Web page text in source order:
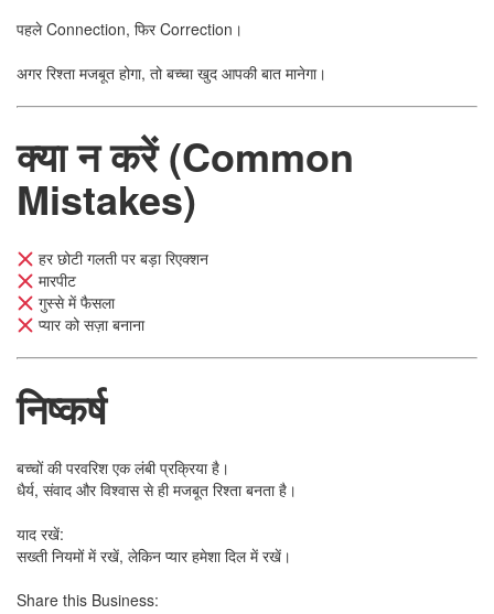
पहले Connection, फिर Correction।
अगर रिश्ता मजबूत होगा, तो बच्चा खुद आपकी बात मानेगा।
क्या न करें (Common
Mistakes)
हर छोटी गलती पर बड़ा रिएक्शन
मारपीट
गुस्से में फैसला
प्यार को सज़ा बनाना
निष्कर्ष
बच्चों की परवरिश एक लंबी प्रक्रिया है।
धैर्य, संवाद और विश्वास से ही मजबूत रिश्ता बनता है।
याद रखें:
सख्ती नियमों में रखें, लेकिन प्यार हमेशा दिल में रखें।
Share this Business: